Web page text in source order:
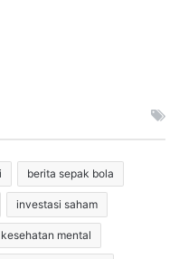
berita sepak bola
investasi saham
kesehatan mental